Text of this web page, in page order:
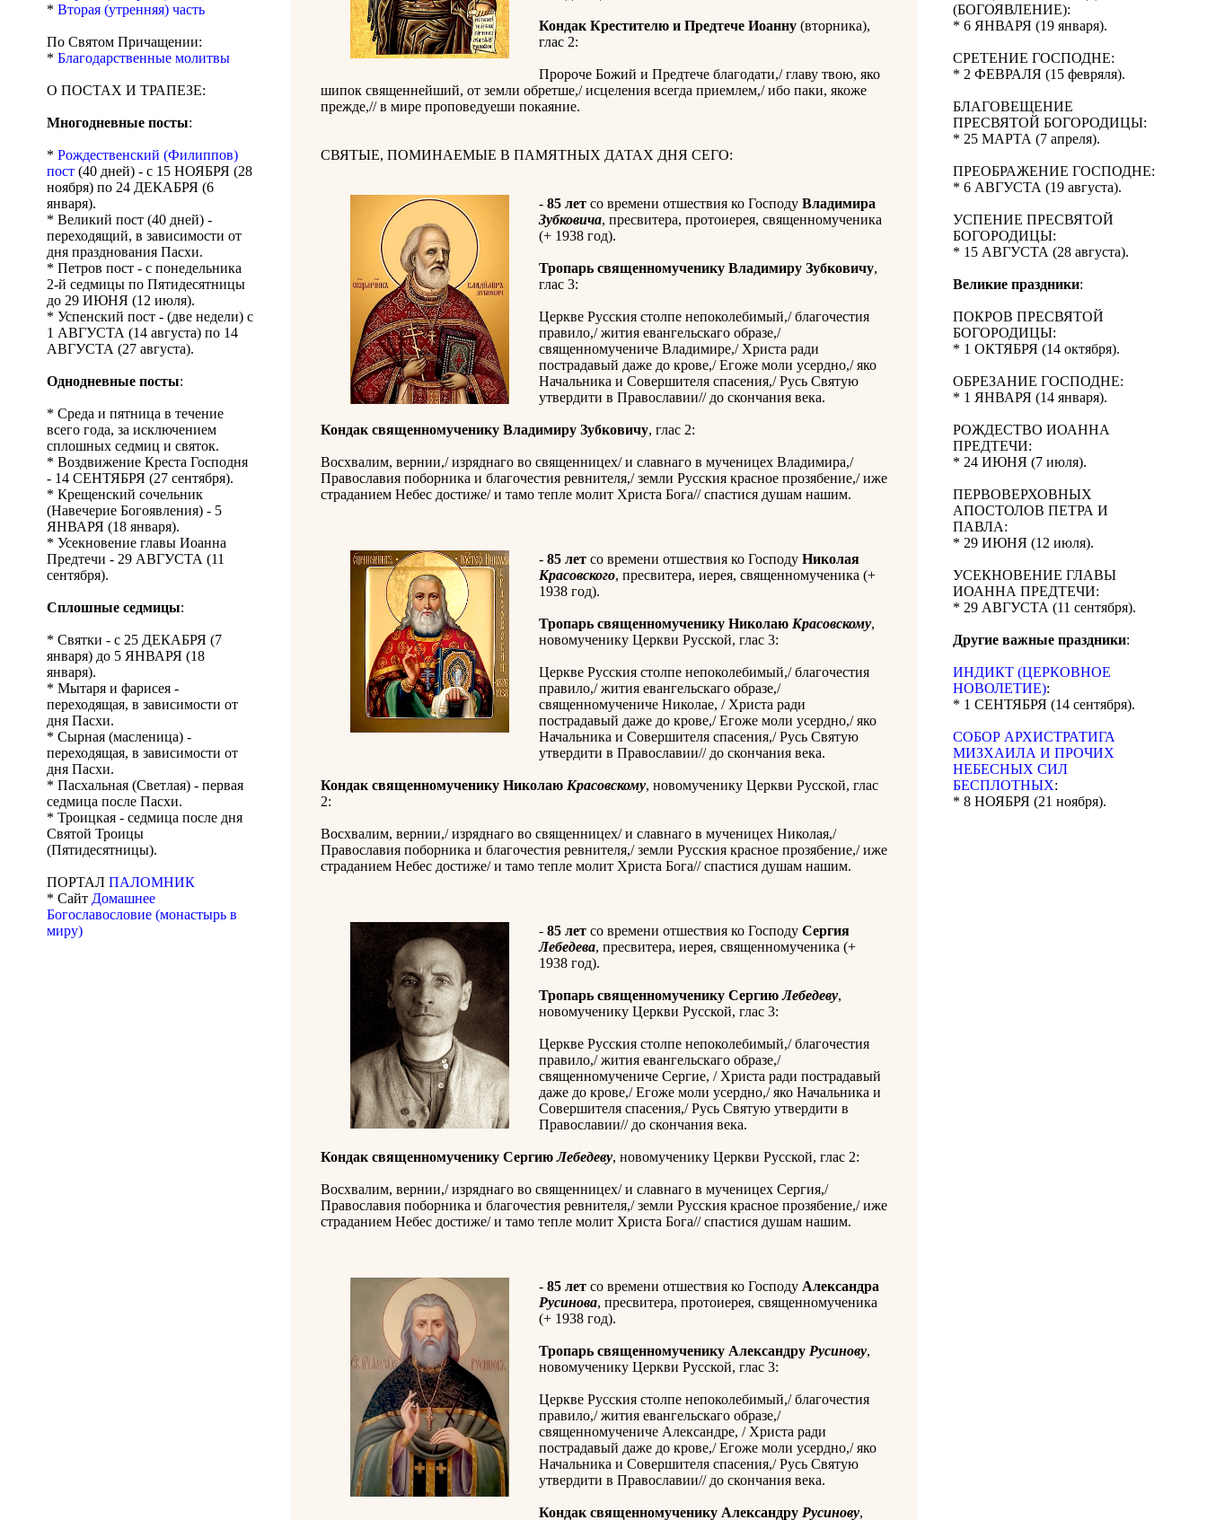
* Вторая (утренняя) часть
По Святом Причащении:
* Благодарственные молитвы
О ПОСТАХ И ТРАПЕЗЕ:
Многодневные посты:
* Рождественский (Филиппов)
пост (40 дней) - с 15 НОЯБРЯ (28
ноября) по 24 ДЕКАБРЯ (6
января).
* Великий пост (40 дней) -
переходящий, в зависимости от
дня празднования Пасхи.
* Петров пост - с понедельника
2-й седмицы по Пятидесятницы
до 29 ИЮНЯ (12 июля).
* Успенский пост - (две недели) с
1 АВГУСТА (14 августа) по 14
АВГУСТА (27 августа).
Однодневные посты:
* Среда и пятница в течение
всего года, за исключением
сплошных седмиц и святок.
* Воздвижение Креста Господня
- 14 СЕНТЯБРЯ (27 сентября).
* Крещенский сочельник
(Навечерие Богоявления) - 5
ЯНВАРЯ (18 января).
* Усекновение главы Иоанна
Предтечи - 29 АВГУСТА (11
сентября).
Сплошные седмицы:
* Святки - с 25 ДЕКАБРЯ (7
января) до 5 ЯНВАРЯ (18
января).
* Мытаря и фарисея -
переходящая, в зависимости от
дня Пасхи.
* Сырная (масленица) -
переходящая, в зависимости от
дня Пасхи.
* Пасхальная (Светлая) - первая
седмица после Пасхи.
* Троицкая - седмица после дня
Святой Троицы
(Пятидесятницы).
ПОРТАЛ ПАЛОМНИК
* Сайт Домашнее
Богославословие (монастырь в
миру)
Кондак Крестителю и Предтече Иоанну (вторника),
глас 2:
Пророче Божий и Предтече благодати,/ главу твою, яко
шипок священнейший, от земли обретше,/ исцеления всегда приемлем,/ ибо паки, якоже
прежде,// в мире проповедуеши покаяние.
СВЯТЫЕ, ПОМИНАЕМЫЕ В ПАМЯТНЫХ ДАТАХ ДНЯ СЕГО:
- 85 лет со времени отшествия ко Господу Владимира
Зубковича, пресвитера, протоиерея, священномученика
(+ 1938 год).
Тропарь священномученику Владимиру Зубковичу,
глас 3:
Церкве Русския столпе непоколебимый,/ благочестия
правило,/ жития евангельскаго образе,/
священномучениче Владимире,/ Христа ради
пострадавый даже до крове,/ Егоже моли усердно,/ яко
Начальника и Совершителя спасения,/ Русь Святую
утвердити в Православии// до скончания века.
Кондак священномученику Владимиру Зубковичу, глас 2:
Восхвалим, вернии,/ изряднаго во священницех/ и славнаго в мученицех Владимира,/
Православия поборника и благочестия ревнителя,/ земли Русския красное прозябение,/ иже
страданием Небес достиже/ и тамо тепле молит Христа Бога// спастися душам нашим.
- 85 лет со времени отшествия ко Господу Николая
Красовского, пресвитера, иерея, священномученика (+
1938 год).
Тропарь священномученику Николаю Красовскому,
новомученику Церкви Русской, глас 3:
Церкве Русския столпе непоколебимый,/ благочестия
правило,/ жития евангельскаго образе,/
священномучениче Николае, / Христа ради
пострадавый даже до крове,/ Егоже моли усердно,/ яко
Начальника и Совершителя спасения,/ Русь Святую
утвердити в Православии// до скончания века.
Кондак священномученику Николаю Красовскому, новомученику Церкви Русской, глас
2:
Восхвалим, вернии,/ изряднаго во священницех/ и славнаго в мученицех Николая,/
Православия поборника и благочестия ревнителя,/ земли Русския красное прозябение,/ иже
страданием Небес достиже/ и тамо тепле молит Христа Бога// спастися душам нашим.
- 85 лет со времени отшествия ко Господу Сергия
Лебедева, пресвитера, иерея, священномученика (+
1938 год).
Тропарь священномученику СергиюЛебедеву,
новомученику Церкви Русской, глас 3:
Церкве Русския столпе непоколебимый,/ благочестия
правило,/ жития евангельскаго образе,/
священномучениче Сергие, / Христа ради пострадавый
даже до крове,/ Егоже моли усердно,/ яко Начальника и
Совершителя спасения,/ Русь Святую утвердити в
Православии// до скончания века.
Кондак священномученику СергиюЛебедеву, новомученику Церкви Русской, глас 2:
Восхвалим, вернии,/ изряднаго во священницех/ и славнаго в мученицех Сергия,/
Православия поборника и благочестия ревнителя,/ земли Русския красное прозябение,/ иже
страданием Небес достиже/ и тамо тепле молит Христа Бога// спастися душам нашим.
- 85 лет со времени отшествия ко Господу Александра
Русинова, пресвитера, протоиерея, священномученика
(+ 1938 год).
Тропарь священномученику Александру Русинову,
новомученику Церкви Русской, глас 3:
Церкве Русския столпе непоколебимый,/ благочестия
правило,/ жития евангельскаго образе,/
священномучениче Александре, / Христа ради
пострадавый даже до крове,/ Егоже моли усердно,/ яко
Начальника и Совершителя спасения,/ Русь Святую
утвердити в Православии// до скончания века.
Кондак священномученику Александру Русинову,
(БОГОЯВЛЕНИЕ):
* 6 ЯНВАРЯ (19 января).
СРЕТЕНИЕ ГОСПОДНЕ:
* 2 ФЕВРАЛЯ (15 февряля).
БЛАГОВЕЩЕНИЕ
ПРЕСВЯТОЙ БОГОРОДИЦЫ:
* 25 МАРТА (7 апреля).
ПРЕОБРАЖЕНИЕ ГОСПОДНЕ:
* 6 АВГУСТА (19 августа).
УСПЕНИЕ ПРЕСВЯТОЙ
БОГОРОДИЦЫ:
* 15 АВГУСТА (28 августа).
Великие праздники:
ПОКРОВ ПРЕСВЯТОЙ
БОГОРОДИЦЫ:
* 1 ОКТЯБРЯ (14 октября).
ОБРЕЗАНИЕ ГОСПОДНЕ:
* 1 ЯНВАРЯ (14 января).
РОЖДЕСТВО ИОАННА
ПРЕДТЕЧИ:
* 24 ИЮНЯ (7 июля).
ПЕРВОВЕРХОВНЫХ
АПОСТОЛОВ ПЕТРА И
ПАВЛА:
* 29 ИЮНЯ (12 июля).
УСЕКНОВЕНИЕ ГЛАВЫ
ИОАННА ПРЕДТЕЧИ:
* 29 АВГУСТА (11 сентября).
Другие важные праздники:
ИНДИКТ (ЦЕРКОВНОЕ
НОВОЛЕТИЕ):
* 1 СЕНТЯБРЯ (14 сентября).
CОБОР АРХИСТРАТИГА
МИЗХАИЛА И ПРОЧИХ
НЕБЕСНЫХ СИЛ
БЕСПЛОТНЫХ:
* 8 НОЯБРЯ (21 ноября).